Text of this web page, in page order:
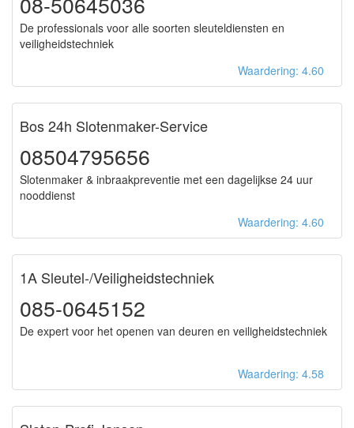
De professionals voor alle soorten sleuteldiensten en
veiligheidstechniek
Waardering: 4.60
Bos 24h Slotenmaker-Service
08504795656
Slotenmaker & inbraakpreventie met een dagelijkse 24 uur
nooddienst
Waardering: 4.60
1A Sleutel-/Veiligheidstechniek
085-0645152
De expert voor het openen van deuren en veiligheidstechniek
Waardering: 4.58